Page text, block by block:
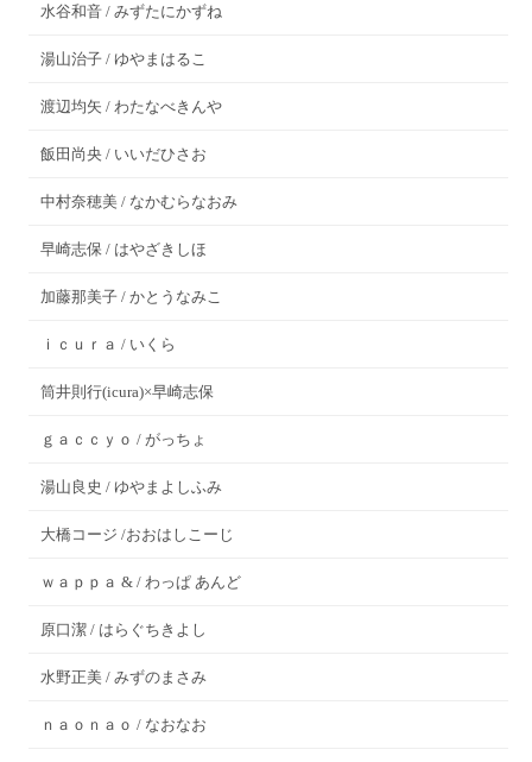
水谷和音 / みずたにかずね
湯山治子 / ゆやまはるこ
渡辺均矢 / わたなべきんや
飯田尚央 / いいだひさお
中村奈穂美 / なかむらなおみ
早崎志保 / はやざきしほ
加藤那美子 / かとうなみこ
ｉｃｕｒａ / いくら
筒井則行(icura)×早崎志保
ｇａｃｃｙｏ / がっちょ
湯山良史 / ゆやまよしふみ
大橋コージ /おおはしこーじ
ｗａｐｐａ & / わっぱ あんど
原口潔 / はらぐちきよし
水野正美 / みずのまさみ
ｎａｏｎａｏ / なおなお